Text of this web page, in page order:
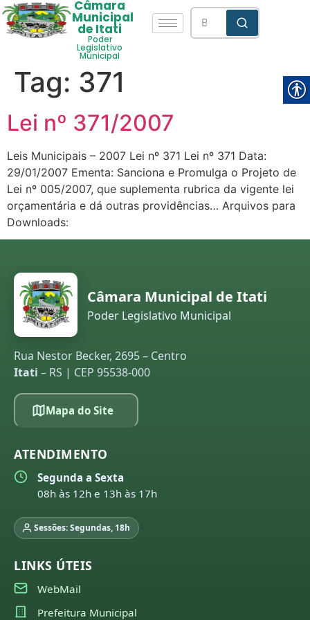
Câmara
Municipal
de Itati
Poder
Legislativo
Municipal
Tag: 371
Lei nº 371/2007
Leis Municipais – 2007 Lei nº 371 Lei nº 371 Data:
29/01/2007 Ementa: Sanciona e Promulga o Projeto de
Lei nº 005/2007, que suplementa rubrica da vigente lei
orçamentária e dá outras providências… Arquivos para
Downloads:
Câmara Municipal de Itati
Poder Legislativo Municipal
Rua Nestor Becker, 2695 – Centro
Itati – RS | CEP 95538-000
Mapa do Site
ATENDIMENTO
Segunda a Sexta
08h às 12h e 13h às 17h
Sessões: Segundas, 18h
LINKS ÚTEIS
WebMail
Prefeitura Municipal